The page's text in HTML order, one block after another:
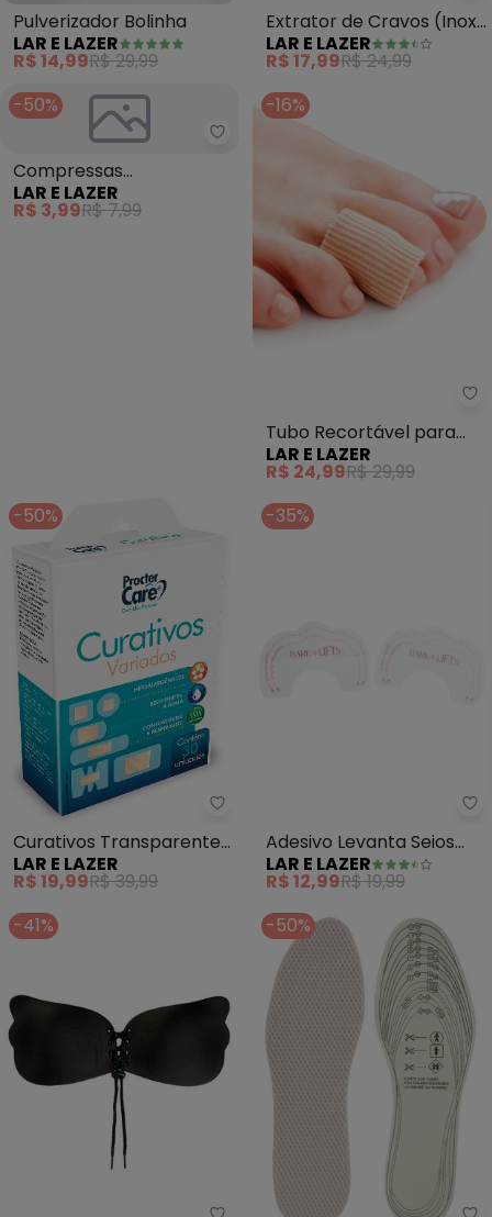
Pulverizador Bolinha
LAR E LAZER
R$ 14,99R$ 29,99
Extrator de Cravos (Inox)
12 cm
LAR E LAZER
R$ 17,99R$ 24,99
-50%
Lar e Lazer - Compressas
Compressas
Esterelizadas
Proctercare
LAR E LAZER
R$ 3,99R$ 7,99
-16%
Tubo Recortável para
Calos P
LAR E LAZER
R$ 24,99R$ 29,99
-50%
Lar e Lazer - Curativos
Curativos Transparentes
Variados
LAR E LAZER
R$ 19,99R$ 39,99
-35%
Adesivo Levanta Seios
(Transparente) 5
Unidades
LAR E LAZER
R$ 12,99R$ 19,99
-41%
-50%